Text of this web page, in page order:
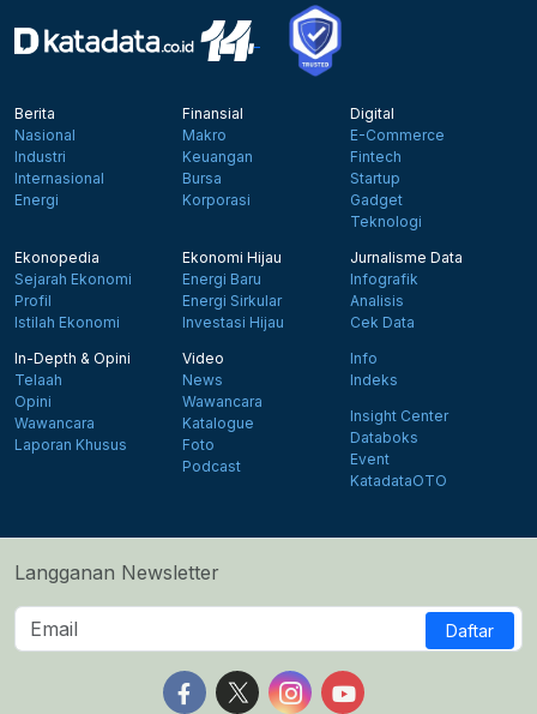
Berita
Nasional
Industri
Internasional
Energi
Finansial
Makro
Keuangan
Bursa
Korporasi
Digital
E-Commerce
Fintech
Startup
Gadget
Teknologi
Ekonopedia
Sejarah Ekonomi
Profil
Istilah Ekonomi
Ekonomi Hijau
Energi Baru
Energi Sirkular
Investasi Hijau
Jurnalisme Data
Infografik
Analisis
Cek Data
In-Depth & Opini
Telaah
Opini
Wawancara
Laporan Khusus
Video
News
Wawancara
Katalogue
Foto
Podcast
Info
Indeks
Insight Center
Databoks
Event
KatadataOTO
Langganan Newsletter
Daftar
Follow us on Facebook
Follow us on X
Follow us on Instagram
Follow us on